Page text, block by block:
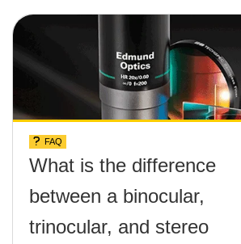
FAQ
What is the difference
between a binocular,
trinocular, and stereo